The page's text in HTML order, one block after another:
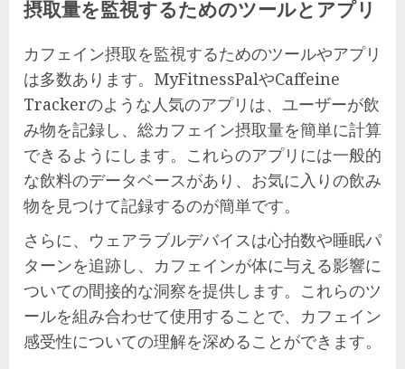
摂取量を監視するためのツールとアプリ
カフェイン摂取を監視するためのツールやアプリ
は多数あります。MyFitnessPalやCaffeine
Trackerのような人気のアプリは、ユーザーが飲
み物を記録し、総カフェイン摂取量を簡単に計算
できるようにします。これらのアプリには一般的
な飲料のデータベースがあり、お気に入りの飲み
物を見つけて記録するのが簡単です。
さらに、ウェアラブルデバイスは心拍数や睡眠パ
ターンを追跡し、カフェインが体に与える影響に
ついての間接的な洞察を提供します。これらのツ
ールを組み合わせて使用することで、カフェイン
感受性についての理解を深めることができます。